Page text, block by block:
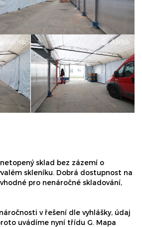
sklad bez zázemí o
skleníku. Dobrá dostupnost na
pro nenáročné skladování,
v řešení dle vyhlášky, údaj
uvádíme nyní třídu G. Mapa